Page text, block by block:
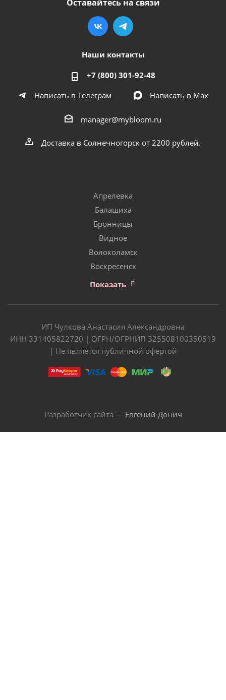
Оставайтесь на связи
Наши контакты
+7 (800) 301-92-48
Написать в Телеграм
Написать в Мах
manager@mybloom.ru
Доставка в Солнечногорск от 2200 рублей.
Апрелевка
Балашиха
Бронницы
Видное
Волоколамск
Воскресенск
Показать
ИП Чулкова Анастасия Александровна
ИНН 331405822720 | ОГРН/ОГРНИП 325508100350519
| Не является публичной офертой
Разработчик сайта — Евгений Донич